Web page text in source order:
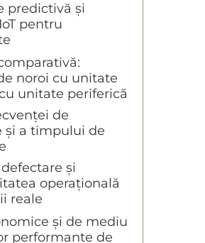
predictivă și
pentru
noroi cu unitate
unitate periferică
de
și a timpului de
și
operațională
reale
și de mediu
performante de